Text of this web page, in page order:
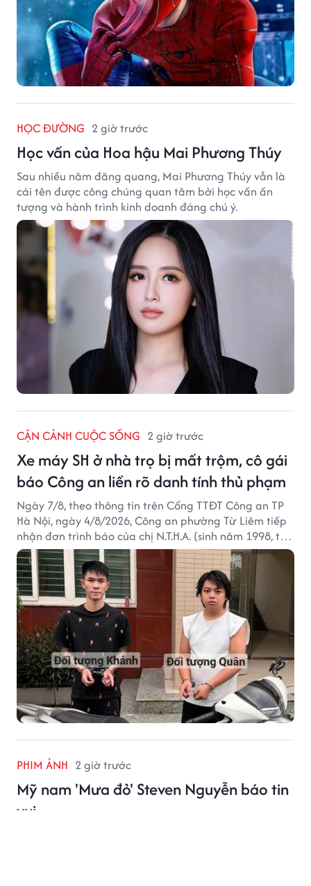
HỌC ĐƯỜNG 2 giờ trước
Học vấn của Hoa hậu Mai Phương Thúy
Sau nhiều năm đăng quang, Mai Phương Thúy vẫn là
cái tên được công chúng quan tâm bởi học vấn ấn
tượng và hành trình kinh doanh đáng chú ý.
CẬN CẢNH CUỘC SỐNG 2 giờ trước
Xe máy SH ở nhà trọ bị mất trộm, cô gái
báo Công an liền rõ danh tính thủ phạm
Ngày 7/8, theo thông tin trên Cổng TTĐT Công an TP
Hà Nội, ngày 4/8/2026, Công an phường Từ Liêm tiếp
nhận đơn trình báo của chị N.T.H.A. (sinh năm 1998, trú
tại phường Từ Liêm) về việc bị kẻ gian lấy trộm chiếc
xe mô tô Honda SH 125i, tại khu nhà trọ nơi đang sinh
sống.
PHIM ẢNH 2 giờ trước
Mỹ nam 'Mưa đỏ' Steven Nguyễn báo tin
vui